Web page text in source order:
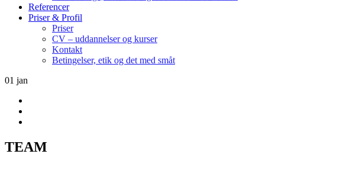
Referencer
Priser & Profil
Priser
CV – uddannelser og kurser
Kontakt
Betingelser, etik og det med småt
01 jan
TEAM